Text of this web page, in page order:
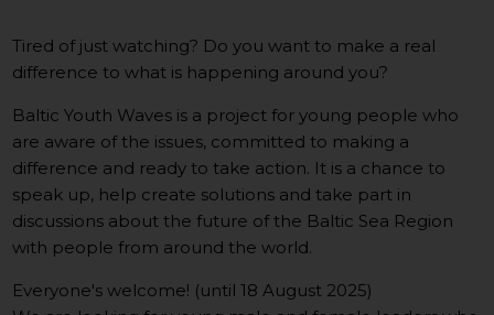
Tired of just watching? Do you want to make a real
difference to what is happening around you?
Baltic Youth Waves is a project for young people who
are aware of the issues, committed to making a
difference and ready to take action. It is a chance to
speak up, help create solutions and take part in
discussions about the future of the Baltic Sea Region
with people from around the world.
Everyone's welcome! (until 18 August 2025)